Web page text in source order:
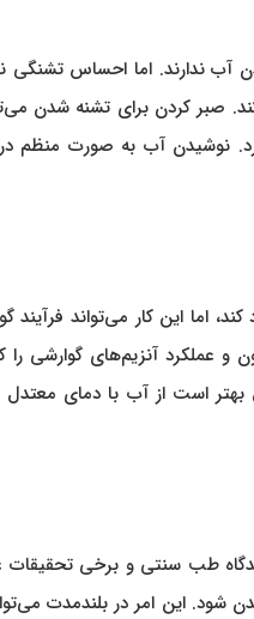
آب ندارند. اما احساس
صبر کردن برای تشنه شدن
نوشیدن آب به صورت منظم
این کار می‌تواند فرآیند
عملکرد آنزیم‌های گوارشی
است از آب با دمای معتدل
طب سنتی و برخی تحقیقات
شود. این امر در بلندمدت